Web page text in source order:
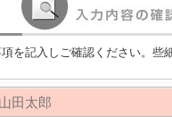
を記入しご確認ください。些